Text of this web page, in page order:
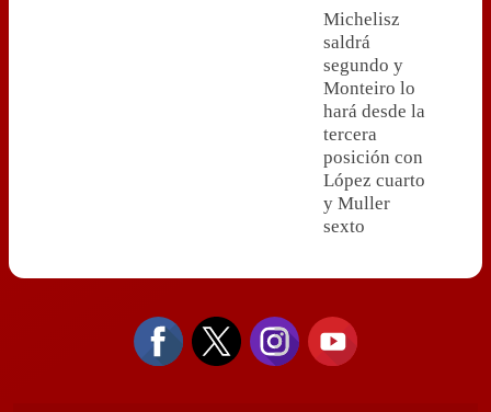
Michelisz
saldrá
segundo y
Monteiro lo
hará desde la
tercera
posición con
López cuarto
y Muller
sexto